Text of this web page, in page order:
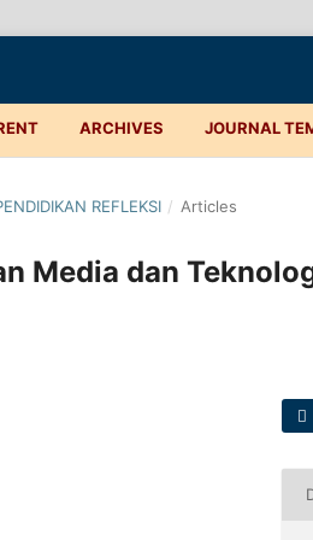
ARCHIVES JOURNAL
REFLEKSI / Articles
Media dan